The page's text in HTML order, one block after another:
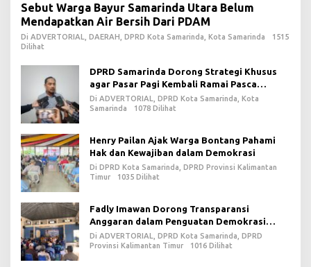
Sebut Warga Bayur Samarinda Utara Belum
Mendapatkan Air Bersih Dari PDAM
Di ADVERTORIAL, DAERAH, DPRD Kota Samarinda, Kota Samarinda
1515
Dilihat
DPRD Samarinda Dorong Strategi Khusus
agar Pasar Pagi Kembali Ramai Pasca
Revitalisasi
Di ADVERTORIAL, DPRD Kota Samarinda, Kota
Samarinda
1078 Dilihat
Henry Pailan Ajak Warga Bontang Pahami
Hak dan Kewajiban dalam Demokrasi
Di DPRD Kota Samarinda, DPRD Provinsi Kalimantan
Timur
1035 Dilihat
Fadly Imawan Dorong Transparansi
Anggaran dalam Penguatan Demokrasi
Daerah di PPU
Di ADVERTORIAL, DPRD Kota Samarinda, DPRD
Provinsi Kalimantan Timur
1016 Dilihat